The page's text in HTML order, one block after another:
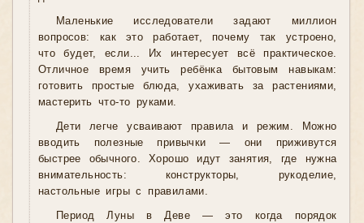
Маленькие исследователи задают миллион
вопросов: как это работает, почему так устроено,
что будет, если... Их интересует всё практическое.
Отличное время учить ребёнка бытовым навыкам:
готовить простые блюда, ухаживать за растениями,
мастерить что-то руками.
Дети легче усваивают правила и режим. Можно
вводить полезные привычки — они приживутся
быстрее обычного. Хорошо идут занятия, где нужна
внимательность: конструкторы, рукоделие,
настольные игры с правилами.
Период Луны в Деве — это когда порядок